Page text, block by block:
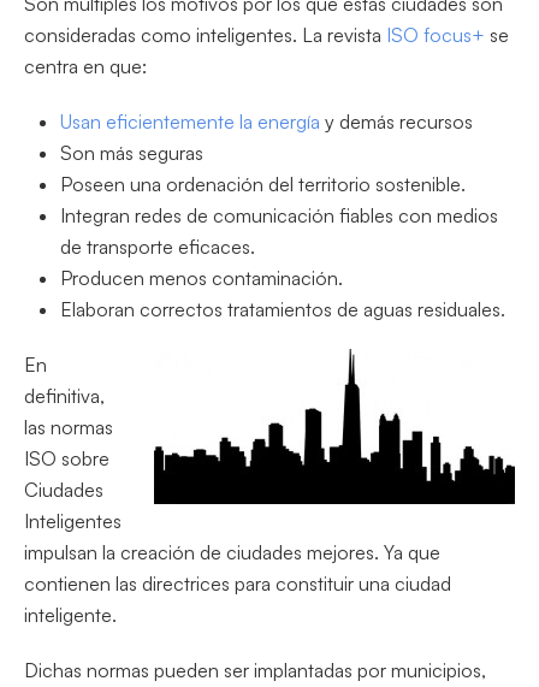
consideradas como inteligentes. La revista ISO focus+ se
centra en que:
Usan eficientemente la energía y demás recursos
Son más seguras
Poseen una ordenación del territorio sostenible.
Integran redes de comunicación fiables con medios
de transporte eficaces.
Producen menos contaminación.
Elaboran correctos tratamientos de aguas residuales.
En
definitiva,
las normas
ISO sobre
Ciudades
Inteligentes
impulsan la creación de ciudades mejores. Ya que
contienen las directrices para constituir una ciudad
inteligente.
Dichas normas pueden ser implantadas por municipios,